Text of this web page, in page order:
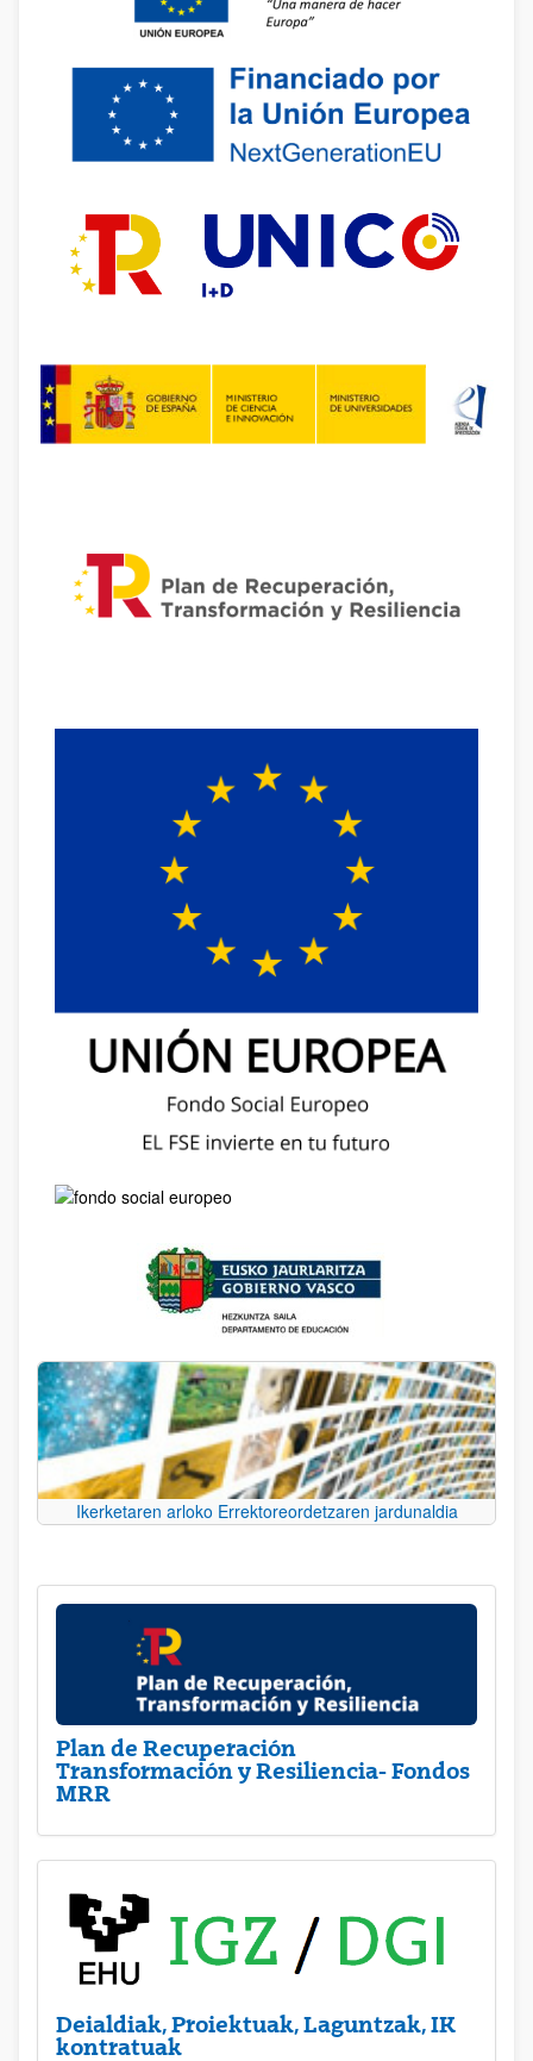
Ikerketaren arloko Errektoreordetzaren jardunaldia
Plan de Recuperación
Transformación y Resiliencia- Fondos
MRR
Deialdiak, Proiektuak, Laguntzak, IK
kontratuak